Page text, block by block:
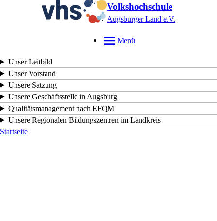
Volkshochschule
Augsburger Land e.V.
Menü
Unser Leitbild
Unser Vorstand
Unsere Satzung
Unsere Geschäftsstelle in Augsburg
Qualitätsmanagement nach EFQM
Unsere Regionalen Bildungszentren im Landkreis
Startseite